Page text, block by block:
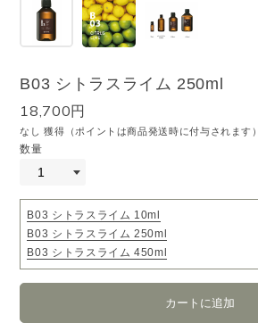
B03 シトラスライム 250ml
18,700円
なし 獲得（ポイントは商品発送時に付与されます）
数量
B03 シトラスライム 10ml
B03 シトラスライム 250ml
B03 シトラスライム 450ml